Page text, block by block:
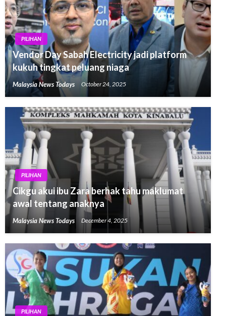
PILIHAN
Vendor Day Sabah Electricity jadi platform
kukuh tingkat peluang niaga
Malaysia News Todays October 24, 2025
PILIHAN
Cikgu akui ibu Zara berhak tahu maklumat
awal tentang anaknya
Malaysia News Todays December 4, 2025
PILIHAN